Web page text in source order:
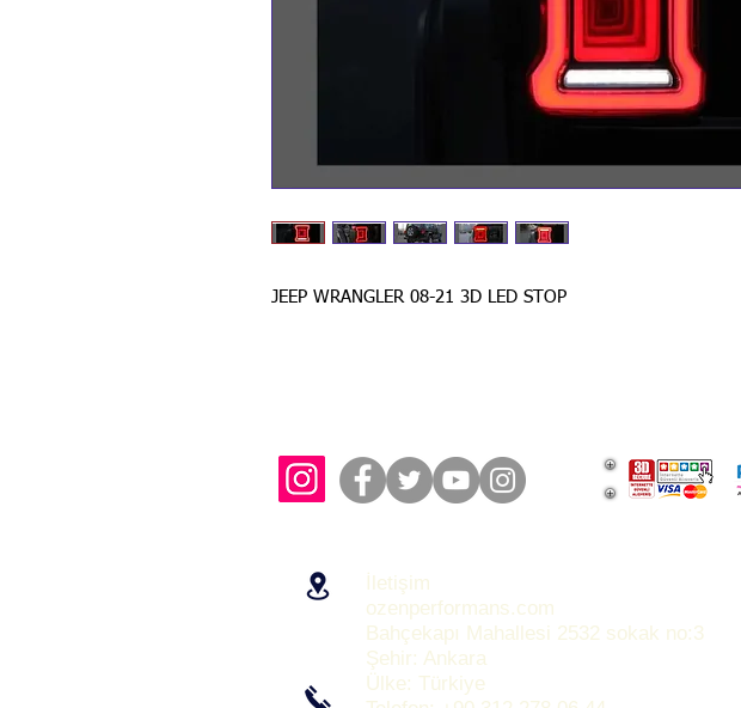
JEEP WRANGLER 08-21 3D LED STOP
İletişim
ozenperformans.com
Bahçekapı Mahallesi 2532 sokak no:3
Şehir: Ankara
Ülke: Türkiye